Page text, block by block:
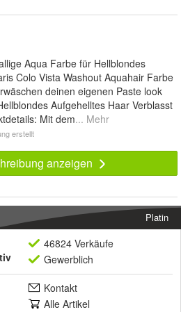
Aqua Farbe für Hellblondes
Colo Vista Washout Aquahair Farbe
deinen eigenen Paste look
Aufgehelltes Haar Verblasst
Mit dem... Mehr
erstellt
anzeigen
Platin
46824 Verkäufe
Gewerblich
Kontakt
Alle Artikel